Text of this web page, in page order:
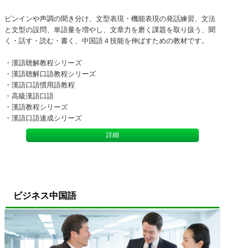
ピンインや声調の聞き分け、文型表現・機能表現の発話練習、文法
と文型の設問、単語量を増やし、文章力を磨く課題を取り扱う、聞
く・話す・読む・書く、中国語４技能を伸ばすための教材です。
・漢語聴解教程シリーズ
・漢語聴解口語教程シリーズ
・漢語口語慣用語教程
・高級漢語口語
・漢語教程シリーズ
・漢語口語速成シリーズ
詳細
ビジネス中国語